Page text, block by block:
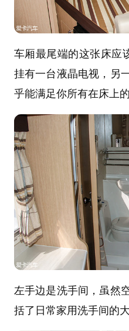
车厢最尾端的这张床应
挂有一台液晶电视，另
乎能满足你所有在床上
左手边是洗手间，虽然
括了日常家用洗手间的